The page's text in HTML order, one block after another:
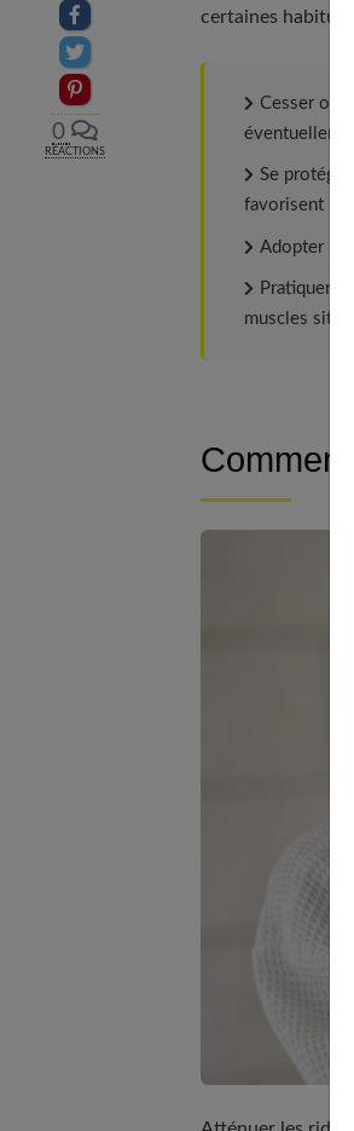
Partager sur facebook
Partager sur Twitter
Epingler sur Pinterest
0
RÉACTIONS
certaines
Cesser ou
Se
favorisent
Adopter un
Pratiquer
muscles